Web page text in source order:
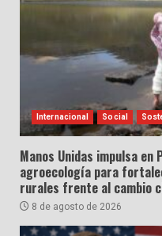
Internacional Social
Manos Unidas impulsa en
agroecología para
rurales frente al cambio
8 de agosto de 2026